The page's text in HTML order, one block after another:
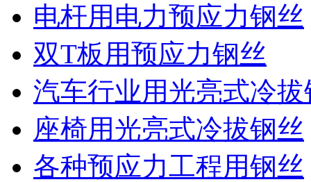
电杆用电力预应力钢丝
双T板用预应力钢丝
汽车行业用光亮式冷拔
座椅用光亮式冷拔钢丝
各种预应力工程用钢丝